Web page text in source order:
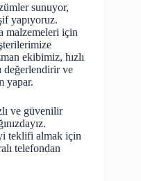
sunuyor,
yapıyoruz.
malzemeleri için
ekibimiz, hızlı
değerlendirir ve
yapar.
ve güvenilir
teklifi almak için
telefondan